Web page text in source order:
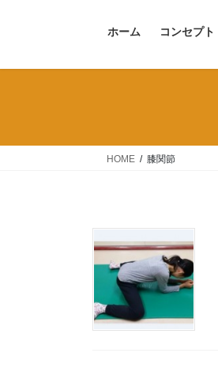
ホーム コンセプト
HOME 膝関節